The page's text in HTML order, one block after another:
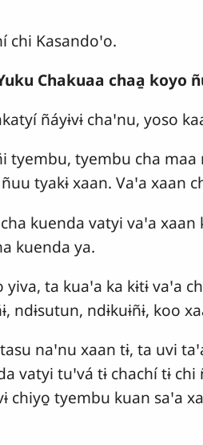
chi Kasandoꞌo.
Chakuaa chaa̱ koyo
ñáyɨvɨ chaꞌnu, yoso
tyembu, tyembu cha
tyakɨ xaan. Vaꞌa xaan
kuenda vatyi vaꞌa
kuenda ya.
yiva, ta kuaꞌa ka kɨtɨ
ndɨsutun, ndɨkuɨñɨ, koo
naꞌnu xaan tɨ, ta uvi
vatyi tuꞌvá tɨ chachí tɨ
chiyo̱ tyembu kuan